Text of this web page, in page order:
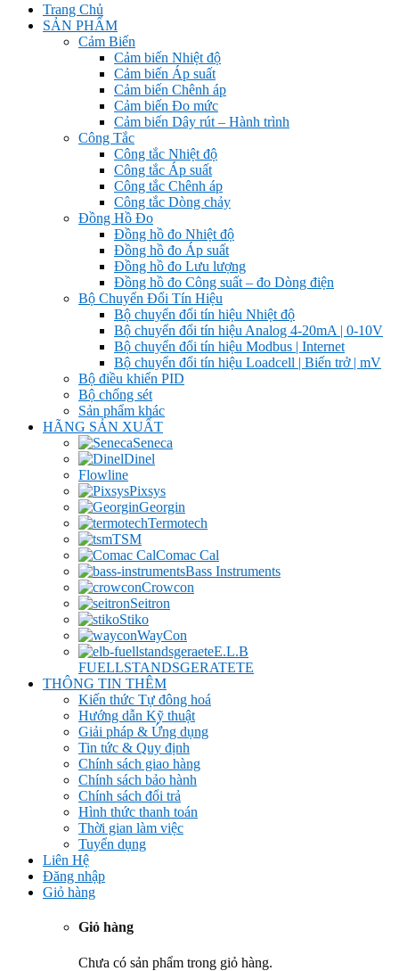
Trang Chủ
SẢN PHẨM
Cảm Biến
Cảm biến Nhiệt độ
Cảm biến Áp suất
Cảm biến Chênh áp
Cảm biến Đo mức
Cảm biến Dây rút – Hành trình
Công Tắc
Công tắc Nhiệt độ
Công tắc Áp suất
Công tắc Chênh áp
Công tắc Dòng chảy
Đồng Hồ Đo
Đồng hồ đo Nhiệt độ
Đồng hồ đo Áp suất
Đồng hồ đo Lưu lượng
Đồng hồ đo Công suất – đo Dòng điện
Bộ Chuyển Đổi Tín Hiệu
Bộ chuyển đổi tín hiệu Nhiệt độ
Bộ chuyển đổi tín hiệu Analog 4-20mA | 0-10V
Bộ chuyển đổi tín hiệu Modbus | Internet
Bộ chuyển đổi tín hiệu Loadcell | Biến trở | mV
Bộ điều khiển PID
Bộ chống sét
Sản phẩm khác
HÃNG SẢN XUẤT
Seneca
Dinel
Flowline
Pixsys
Georgin
Termotech
TSM
Comac Cal
Bass Instruments
Crowcon
Seitron
Stiko
WayCon
E.L.B
FUELLSTANDSGERATETE
THÔNG TIN THÊM
Kiến thức Tự đông hoá
Hướng dẫn Kỹ thuật
Giải pháp & Ứng dụng
Tin tức & Quy định
Chính sách giao hàng
Chính sách bảo hành
Chính sách đổi trả
Hình thức thanh toán
Thời gian làm việc
Tuyển dụng
Liên Hệ
Đăng nhập
Giỏ hàng
Giỏ hàng
Chưa có sản phẩm trong giỏ hàng.